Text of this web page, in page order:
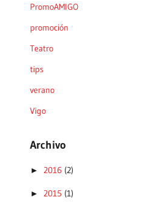
PromoAMIGO
promoción
Teatro
tips
verano
Vigo
Archivo
► 2016 (2)
► 2015 (1)